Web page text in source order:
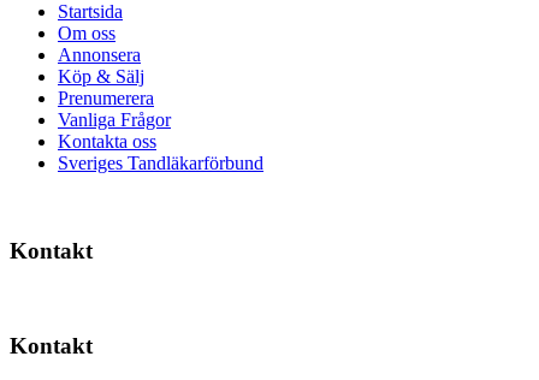
Startsida
Om oss
Annonsera
Köp & Sälj
Prenumerera
Vanliga Frågor
Kontakta oss
Sveriges Tandläkarförbund
Kontakt
Kontakt